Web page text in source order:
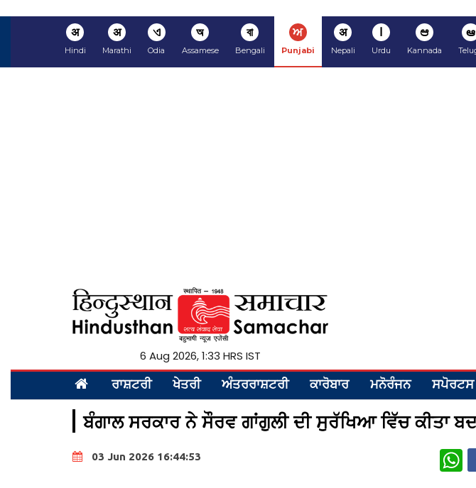
अ
Hindi
अ
Marathi
ଏ
Odia
অ
Assamese
বা
Bengali
ਅ
Punjabi
अ
Nepali
ا
Urdu
ಆ
Kannada
ఆ
6 Aug 2026, 1:33 HRS IST
ਰਾਸ਼ਟਰੀ ਖੇਤਰੀ ਅੰਤਰਰਾਸ਼ਟਰੀ ਕਾਰੋਬਾਰ ਮਨੋਰੰਜਨ ਸਪੋਰਟਸ
ਬੰਗਾਲ ਸਰਕਾਰ ਨੇ ਸੌਰਵ ਗਾਂਗੁਲੀ ਦੀ ਸੁਰੱਖਿਆ ਵਿੱਚ ਕੀਤਾ
03 Jun 2026 16:44:53